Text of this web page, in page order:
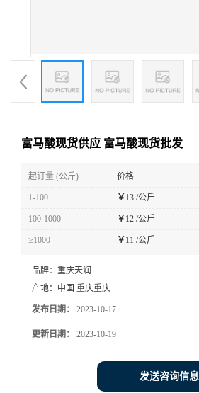
富马酸现货供应 富马酸现货批发
起订量 (公斤) 价格
1-100 ￥13 /公斤
100-1000 ￥12 /公斤
≥1000 ￥11 /公斤
品牌： 重庆天润
产地： 中国 重庆重庆
发布日期： 2023-10-17
更新日期： 2023-10-19
发送咨询信息